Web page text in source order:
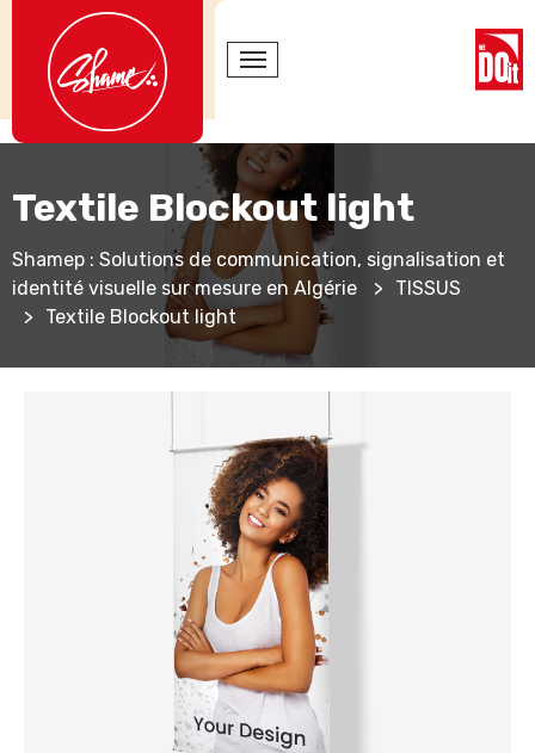
Textile Blockout light
Shamep : Solutions de communication, signalisation et
identité visuelle sur mesure en Algérie
>
TISSUS
>
Textile Blockout light